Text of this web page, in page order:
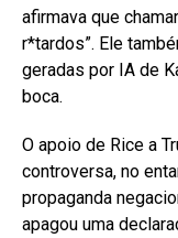
afirmava que
r*tardos”. Ele
geradas por IA de
boca.
O apoio de Rice a
controversa, no
propaganda
apagou uma